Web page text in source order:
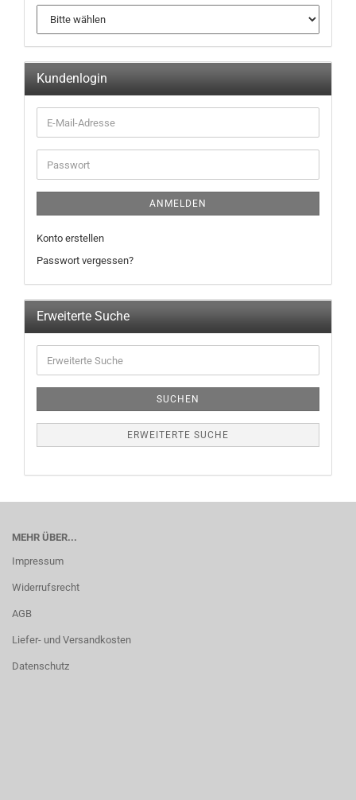
Kundenlogin
ANMELDEN
Konto erstellen
Passwort vergessen?
Erweiterte Suche
SUCHEN
ERWEITERTE SUCHE
MEHR ÜBER...
Impressum
Widerrufsrecht
AGB
Liefer- und Versandkosten
Datenschutz